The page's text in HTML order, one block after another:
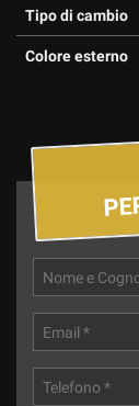
Tipo di cambio
Colore esterno